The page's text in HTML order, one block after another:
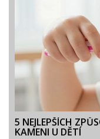
5 NEJLEPŠÍCH
KAMENI U DĚTÍ